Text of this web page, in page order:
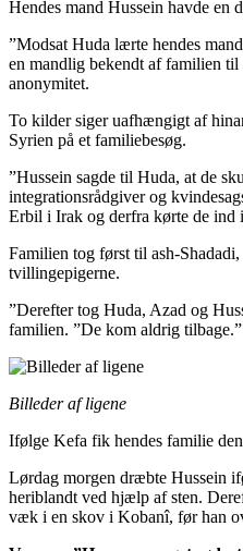
Hendes mand Hussein havde en
”Modsat Huda lærte hendes
en mandlig bekendt af familien
anonymitet.
To kilder siger uafhængigt af
Syrien på et familiebesøg.
”Hussein sagde til Huda, at de
integrationsrådgiver og
Erbil i Irak og derfra kørte de ind
Familien tog først til ash-
tvillingepigerne.
”Derefter tog Huda, Azad og
familien. ”De kom aldrig tilbage.”
Billeder af ligene
Ifølge Kefa fik hendes familie
Lørdag morgen dræbte Hussein
heriblandt ved hjælp af sten.
væk i en skov i Kobanî, før han